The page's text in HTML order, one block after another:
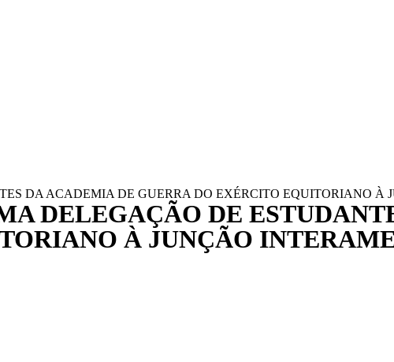
DA ACADEMIA DE GUERRA DO EXÉRCITO EQUITORIANO À
DELEGAÇÃO DE
À JUNÇÃO